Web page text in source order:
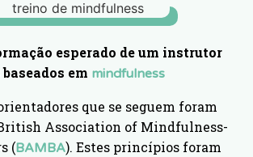
esperado de um instrutor
em mindfulness
que se seguem foram
Association of Mindfulness-
(BAMBA). Estes princípios foram